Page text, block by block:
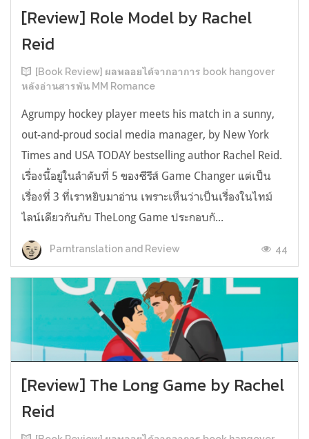
[Review] Role Model by Rachel
Reid
[Book Review] ผลพลอยได้จากอาการ book hangover
หลังอ่านสารพัน MM Romance
Agrumpy hockey player meets his match in a sunny,
out-and-proud social media manager, by New York
Times and USA TODAY bestselling author Rachel Reid.
เรื่องนี้อยู่ในลำดับที่ 5 ของซีรีส์ Game Changer แต่เป็น
เรื่องที่ 3 ที่เราหยิบมาอ่าน เพราะเห็นว่าเป็นเรื่องในไทม์
ไลน์เดียวกันกับ TheLong Game ประกอบกั...
Parntranslation and Review 44
[Review] The Long Game by Rachel
Reid